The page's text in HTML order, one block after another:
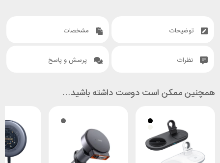
توضیحات مشخصات
نظرات پرسش و پاسخ
همچنین ممکن است دوست داشته باشید…